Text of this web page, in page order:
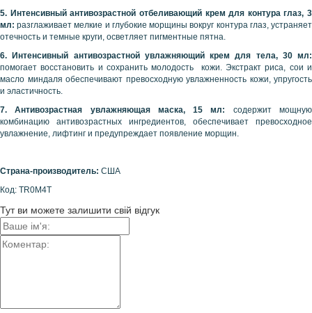
5. Интенсивный антивозрастной отбеливающий крем для контура глаз, 3
мл:разглаживает мелкие и глубокие морщины вокруг контура глаз, устраняет
отечность и темные круги, осветляет пигментные пятна.
6. Интенсивный антивозрастной увлажняющий крем для тела, 30 мл:
помогает восстановить и сохранить молодость кожи. Экстракт риса, сои и
масло миндаля обеспечивают превосходную увлажненность кожи, упругость
и эластичность.
7. Антивозрастная увлажняющая маска, 15 мл: содержит мощную
комбинацию антивозрастных ингредиентов, обеспечивает превосходное
увлажнение, лифтинг и предупреждает появление морщин.
Страна-производитель: США
Код: TR0M4T
Тут ви можете залишити свій відгук